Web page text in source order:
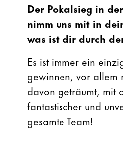
Der Pokalsieg in
nimm uns mit in
was ist dirdurch
Es ist immer ein
gewinnen, vor allem
davon geträumt, mit
fantastischer und
gesamte Team!